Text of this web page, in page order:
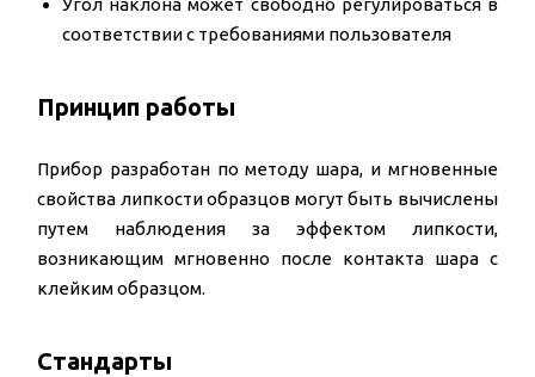
Угол наклона может свободно регулироваться в
соответствии с требованиями пользователя
Принцип работы
Прибор разработан по методу шара, и мгновенные
свойства липкости образцов могут быть вычислены
путем наблюдения за эффектом липкости,
возникающим мгновенно после контакта шара с
клейким образцом.
Стандарты